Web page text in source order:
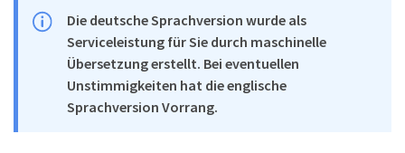
Die deutsche Sprachversion wurde als
Serviceleistung für Sie durch maschinelle
Übersetzung erstellt. Bei eventuellen
Unstimmigkeiten hat die englische
Sprachversion Vorrang.